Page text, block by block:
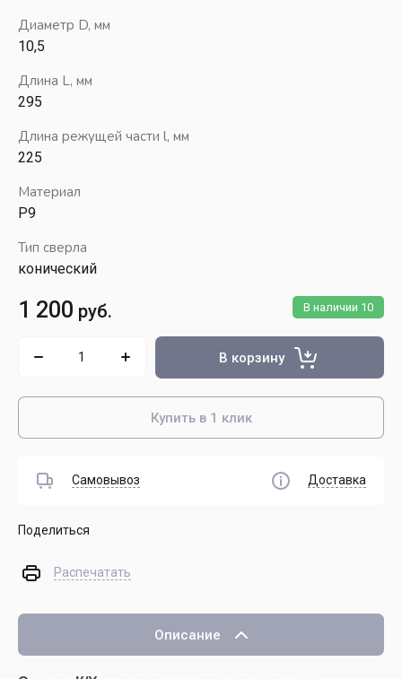
Диаметр D, мм
10,5
Длина L, мм
295
Длина режущей части l, мм
225
Материал
Р9
Тип сверла
конический
В наличии 10
1 200 руб.
В корзину
Купить в 1 клик
Самовывоз Доставка
Поделиться
Распечатать
Описание